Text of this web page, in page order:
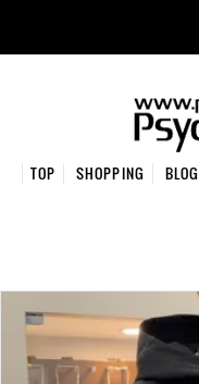
TOP SHOPPING BLOG